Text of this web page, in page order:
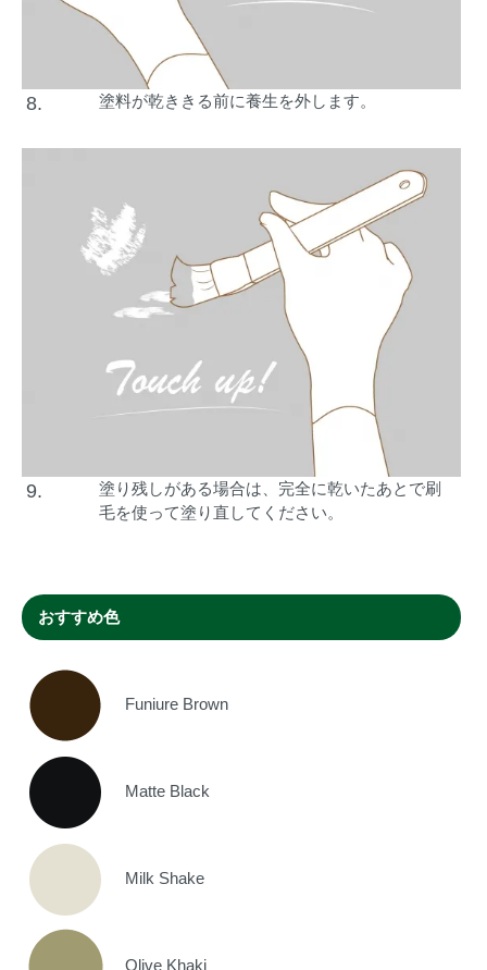
8. 塗料が乾ききる前に養生を外します。
9.
塗り残しがある場合は、完全に乾いたあとで刷
毛を使って塗り直してください。
おすすめ色
Funiure Brown
Matte Black
Milk Shake
Olive Khaki